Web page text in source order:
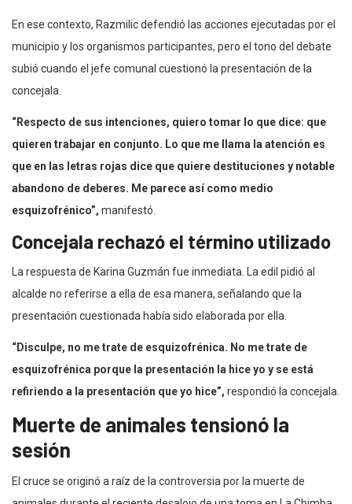
En ese contexto, Razmilic defendió las acciones ejecutadas por el
municipio y los organismos participantes, pero el tono del debate
subió cuando el jefe comunal cuestionó la presentación de la
concejala.
“Respecto de sus intenciones, quiero tomar lo que dice: que
quieren trabajar en conjunto. Lo que me llama la atención es
que en las letras rojas dice que quiere destituciones y notable
abandono de deberes. Me parece así como medio
esquizofrénico”, manifestó.
Concejala rechazó el término utilizado
La respuesta de Karina Guzmán fue inmediata. La edil pidió al
alcalde no referirse a ella de esa manera, señalando que la
presentación cuestionada había sido elaborada por ella.
“Disculpe, no me trate de esquizofrénica. No me trate de
esquizofrénica porque la presentación la hice yo y se está
refiriendo a la presentación que yo hice”, respondió la concejala.
Muerte de animales tensionó la
sesión
El cruce se originó a raíz de la controversia por la muerte de